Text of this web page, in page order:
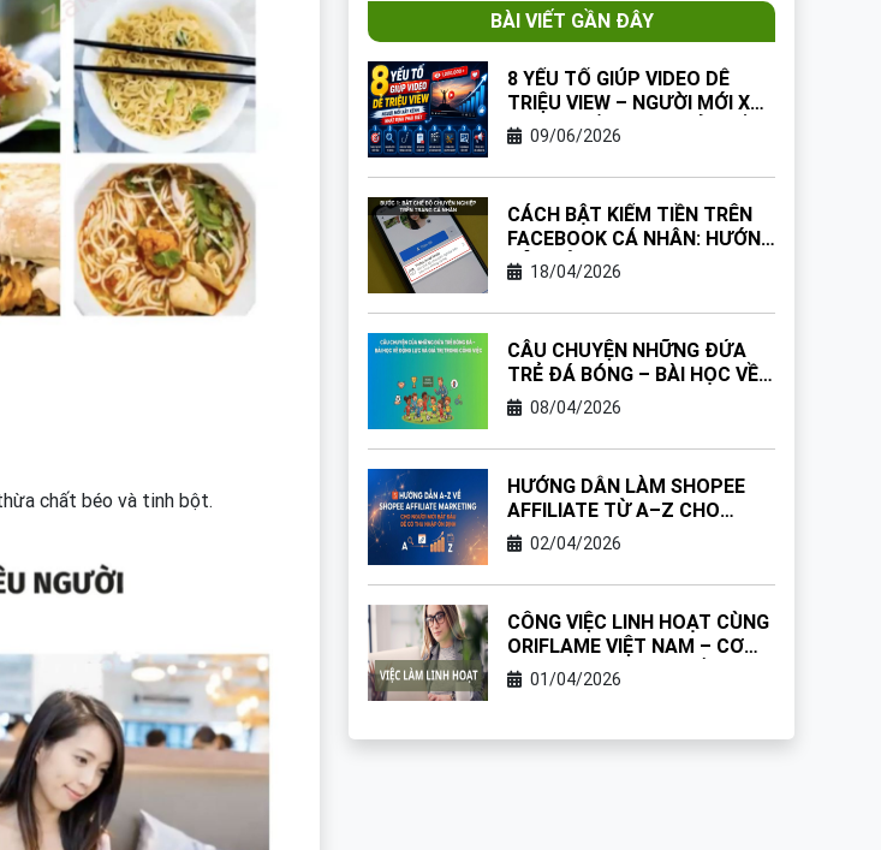
chất béo và tinh bột.
BÀI VIẾT GẦN ĐÂY
8 YẾU TỐ GIÚP VIDEO DỄ
TRIỆU VIEW – NGƯỜI MỚI XÂY
KÊNH NHẤT ĐỊNH PHẢI BIẾT
09/06/2026
CÁCH BẬT KIẾM TIỀN TRÊN
FACEBOOK CÁ NHÂN: HƯỚNG
DẪN TỪNG BƯỚC CHO NGƯỜI
MỚI
18/04/2026
CÂU CHUYỆN NHỮNG ĐỨA
TRẺ ĐÁ BÓNG – BÀI HỌC VỀ
ĐỘNG LỰC VÀ GIÁ TRỊ
TRONG CÔNG VIỆC
08/04/2026
HƯỚNG DẪN LÀM SHOPEE
AFFILIATE TỪ A–Z CHO
NGƯỜI MỚI MANG LẠI THU
NHẬP ỔN ĐỊNH
02/04/2026
CÔNG VIỆC LINH HOẠT CÙNG
ORIFLAME VIỆT NAM – CƠ
HỘI TẠO THU NHẬP BỀN
VỮNG
01/04/2026